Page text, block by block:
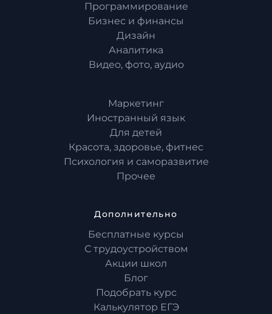
Программирование
Бизнес и финансы
Дизайн
Аналитика
Видео, фото, аудио
Маркетинг
Иностранный язык
Для детей
Красота, здоровье, фитнес
Психология и саморазвитие
Прочее
Дополнительно
Бесплатные курсы
С трудоустройством
Акции школ
Блог
Подобрать курс
Калькулятор ЕГЭ